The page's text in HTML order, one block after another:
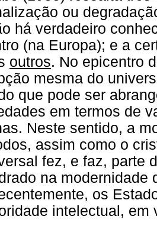
ou
há verdadeiro
(na Europa); e a
outros. No epicentro
mesma do
que pode ser
em termos de
Neste sentido, a
assim como o
fez, e faz, parte
na modernidade
os
intelectual,